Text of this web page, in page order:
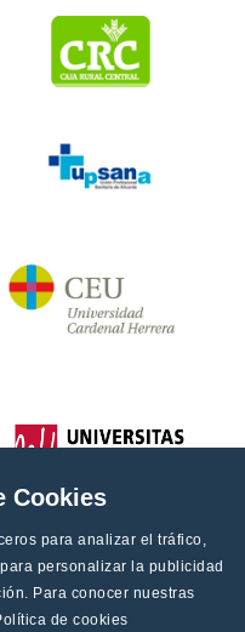
Cookies
para analizar el tráfico,
personalizar la publicidad
Para conocer nuestras
de cookies